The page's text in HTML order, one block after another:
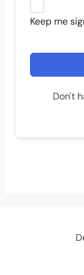
Keep me
Don't